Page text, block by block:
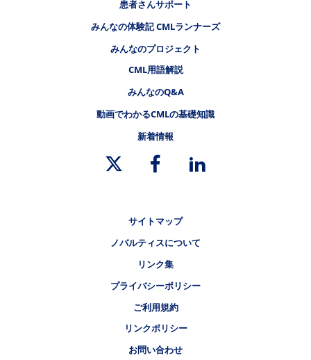
患者さんサポート
みんなの体験記 CMLランナーズ
みんなのプロジェクト
CML用語解説
みんなのQ&A
動画でわかるCMLの基礎知識
新着情報
サイトマップ
ノバルティスについて
リンク集
プライバシーポリシー
ご利用規約
リンクポリシー
お問い合わせ